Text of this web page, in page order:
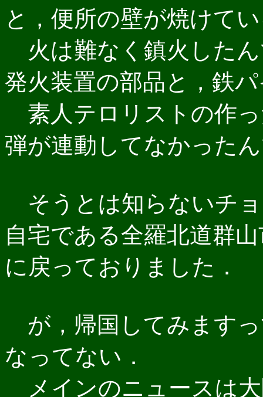
と，便所の壁が焼けて
火は難なく鎮火した
発火装置の部品と，鉄
素人テロリストの作
弾が連動してなかった
そうとは知らないチ
自宅である全羅北道群
に戻っておりました．
が，帰国してみます
なってない．
メインのニュースは